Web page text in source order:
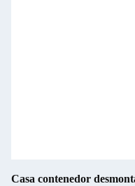
Casa contenedor